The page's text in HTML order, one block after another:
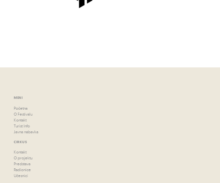
MENI
Početna
O Festivalu
Kontakt
Turist Info
Javna nabavka
CIRKUS
Kontakt
O projektu
Predstava
Radionice
Učesnici